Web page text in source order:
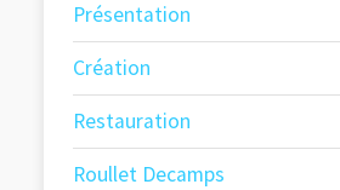
Présentation
Création
Restauration
Roullet Decamps